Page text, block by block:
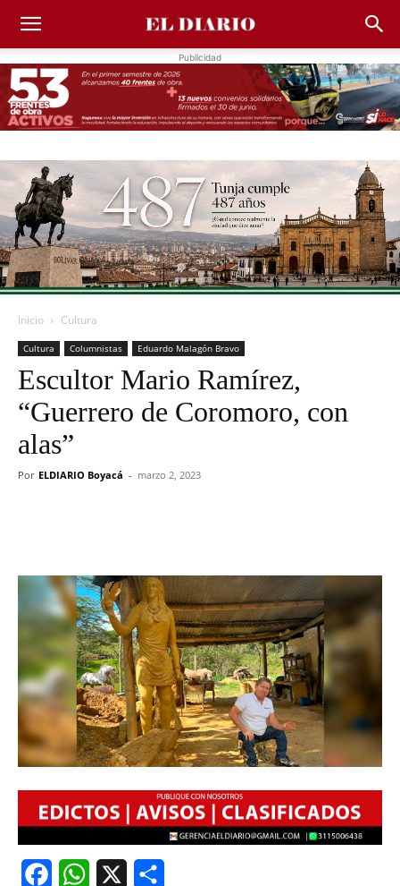
Publicidad
Inicio Cultura
Cultura Columnistas Eduardo Malagón Bravo
Escultor Mario Ramírez,
“Guerrero de Coromoro, con
alas”
Por ELDIARIO Boyacá - marzo 2, 2023
FacebookWhatsApp